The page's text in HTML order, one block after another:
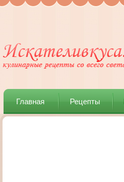
Главная Рецепты